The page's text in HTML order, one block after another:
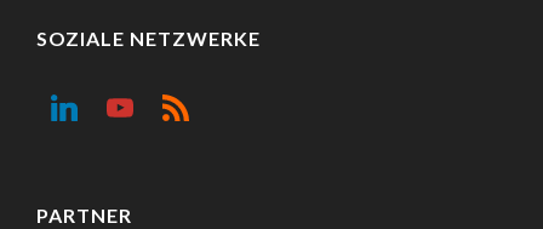
SOZIALE NETZWERKE
PARTNER